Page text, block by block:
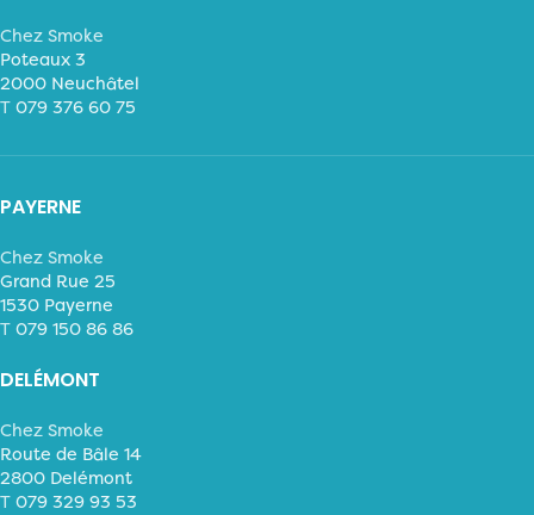
Chez Smoke
Poteaux 3
2000 Neuchâtel
T 079 376 60 75
PAYERNE
Chez Smoke
Grand Rue 25
1530 Payerne
T 079 150 86 86
DELÉMONT
Chez Smoke
Route de Bâle 14
2800 Delémont
T 079 329 93 53